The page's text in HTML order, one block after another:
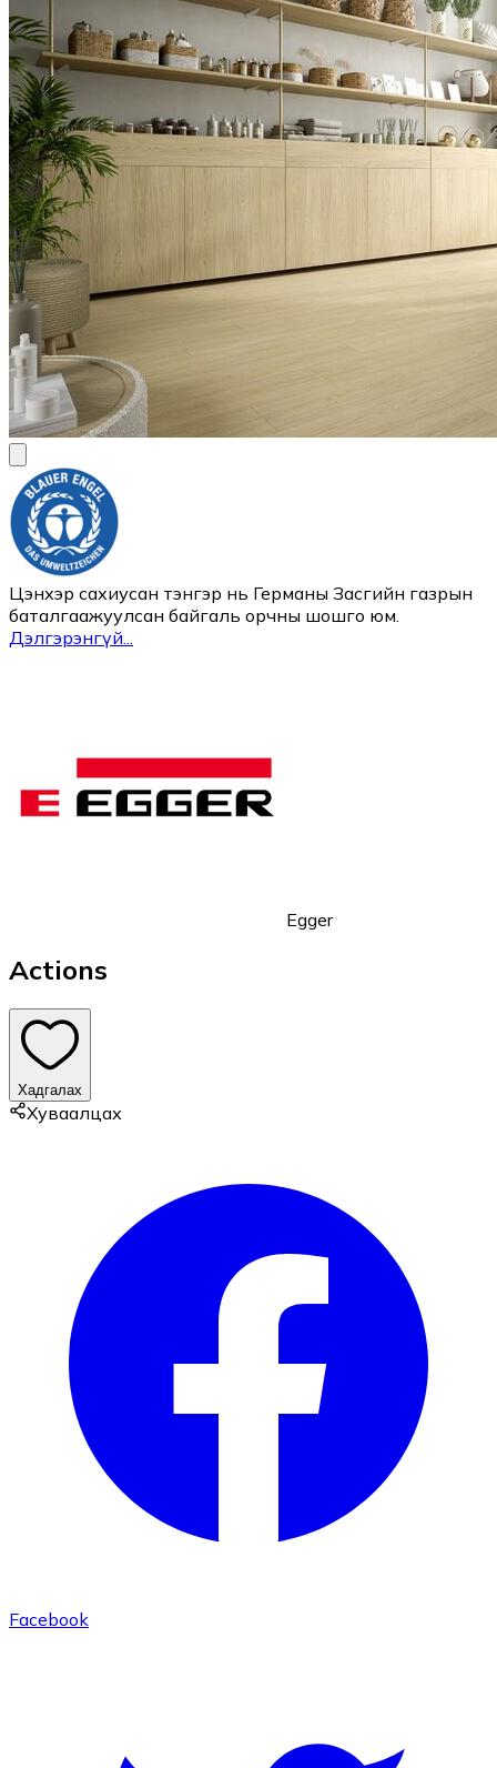
Цэнхэр сахиусан тэнгэр нь Германы Засгийн газрын
баталгаажуулсан байгаль орчны шошго юм.
Дэлгэрэнгүй...
Egger
Actions
Хадгалах
Хуваалцах
Facebook